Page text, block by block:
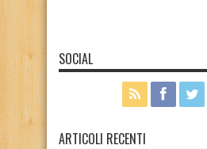
SOCIAL
ARTICOLI RECENTI